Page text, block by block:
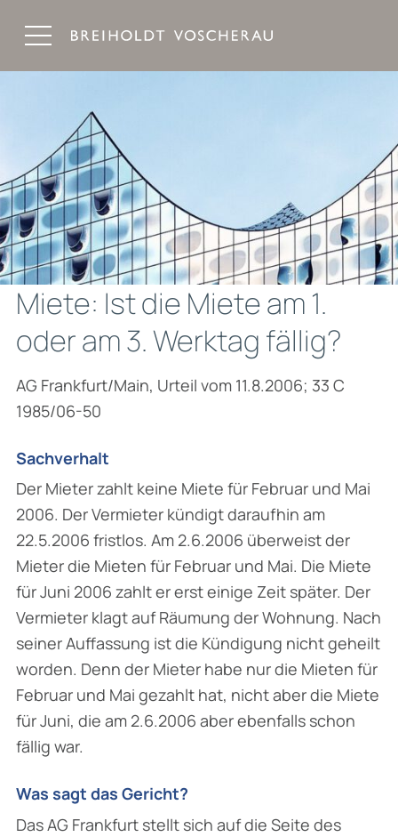
Miete: Ist die Miete am 1.
oder am 3. Werktag fällig?
AG Frankfurt/Main, Urteil vom 11.8.2006; 33 C
1985/06-50
Sachverhalt
Der Mieter zahlt keine Miete für Februar und Mai
2006. Der Vermieter kündigt daraufhin am
22.5.2006 fristlos. Am 2.6.2006 überweist der
Mieter die Mieten für Februar und Mai. Die Miete
für Juni 2006 zahlt er erst einige Zeit später. Der
Vermieter klagt auf Räumung der Wohnung. Nach
seiner Auffassung ist die Kündigung nicht geheilt
worden. Denn der Mieter habe nur die Mieten für
Februar und Mai gezahlt hat, nicht aber die Miete
für Juni, die am 2.6.2006 aber ebenfalls schon
fällig war.
Was sagt das Gericht?
Das AG Frankfurt stellt sich auf die Seite des